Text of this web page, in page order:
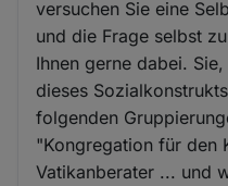
versuchen Sie eine
und die Frage selbst
Ihnen gerne dabei.
dieses
folgenden
"Kongregation für den
Vatikanberater ... und